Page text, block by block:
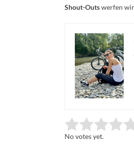
Shout-Outswerfen wir
Rate this item:
No votes yet.